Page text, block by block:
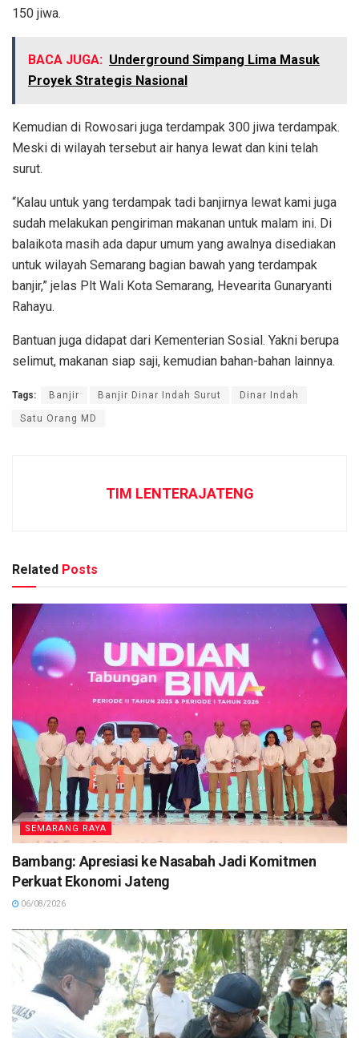
150 jiwa.
BACA JUGA: Underground Simpang Lima Masuk
Proyek Strategis Nasional
Kemudian di Rowosari juga terdampak 300 jiwa terdampak.
Meski di wilayah tersebut air hanya lewat dan kini telah
surut.
“Kalau untuk yang terdampak tadi banjirnya lewat kami juga
sudah melakukan pengiriman makanan untuk malam ini. Di
balaikota masih ada dapur umum yang awalnya disediakan
untuk wilayah Semarang bagian bawah yang terdampak
banjir,” jelas Plt Wali Kota Semarang, Hevearita Gunaryanti
Rahayu.
Bantuan juga didapat dari Kementerian Sosial. Yakni berupa
selimut, makanan siap saji, kemudian bahan-bahan lainnya.
Tags: Banjir Banjir Dinar Indah Surut Dinar Indah
Satu Orang MD
TIM LENTERAJATENG
Related Posts
SEMARANG RAYA
Bambang: Apresiasi ke Nasabah Jadi Komitmen
Perkuat Ekonomi Jateng
06/08/2026